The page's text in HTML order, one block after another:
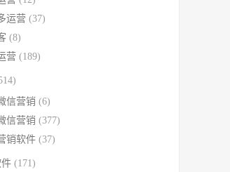
运营 (37)
(8)
营 (189)
信营销 (6)
信营销 (377)
销软件 (37)
(171)